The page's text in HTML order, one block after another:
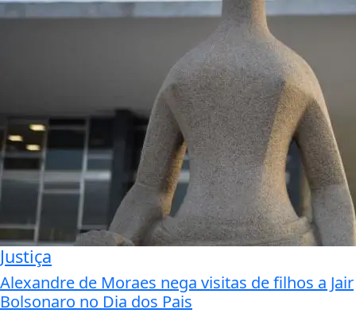
Justiça
Alexandre de Moraes nega visitas de filhos a Jair
Bolsonaro no Dia dos Pais